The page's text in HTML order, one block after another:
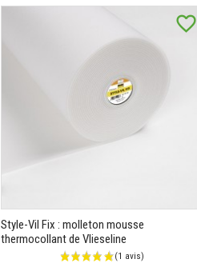
favorite_border
Style-Vil Fix : molleton mousse
thermocollant de Vlieseline